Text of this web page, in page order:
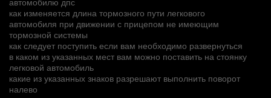
как изменяется длина тормозного пути легкового
автомобиля при движении с прицепом не имеющим
тормозной системы
как следует поступить если вам необходимо развернуться
в каком из указанных мест вам можно поставить на стоянку
легковой автомобиль
какие из указанных знаков разрешают выполнить поворот
налево